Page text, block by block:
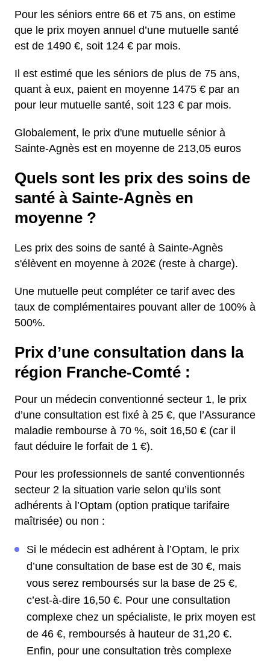
Pour les séniors entre 66 et 75 ans, on estime
que le prix moyen annuel d’une mutuelle santé
est de 1490 €, soit 124 € par mois.
Il est estimé que les séniors de plus de 75 ans,
quant à eux, paient en moyenne 1475 € par an
pour leur mutuelle santé, soit 123 € par mois.
Globalement, le prix d'une mutuelle sénior à
Sainte-Agnès est en moyenne de 213,05 euros
Quels sont les prix des soins de
santé à Sainte-Agnès en
moyenne ?
Les prix des soins de santé à Sainte-Agnès
s'élèvent en moyenne à 202€ (reste à charge).
Une mutuelle peut compléter ce tarif avec des
taux de complémentaires pouvant aller de 100% à
500%.
Prix d’une consultation dans la
région Franche-Comté :
Pour un médecin conventionné secteur 1, le prix
d’une consultation est fixé à 25 €, que l’Assurance
maladie rembourse à 70 %, soit 16,50 € (car il
faut déduire le forfait de 1 €).
Pour les professionnels de santé conventionnés
secteur 2 la situation varie selon qu’ils sont
adhérents à l’Optam (option pratique tarifaire
maîtrisée) ou non :
Si le médecin est adhérent à l’Optam, le prix
d’une consultation de base est de 30 €, mais
vous serez remboursés sur la base de 25 €,
c’est-à-dire 16,50 €. Pour une consultation
complexe chez un spécialiste, le prix moyen est
de 46 €, remboursés à hauteur de 31,20 €.
Enfin, pour une consultation très complexe